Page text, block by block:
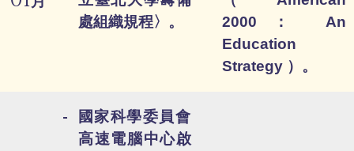
處組織規程〉。
2000： An
Education
Strategy ）。
國家科學委員會
高速電腦中心啟